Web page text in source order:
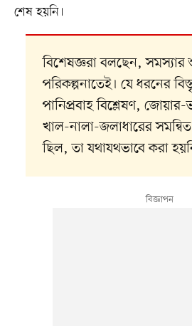
শেষ হয়নি।
বিশেষজ্ঞরা বলছেন, সমস্যার
পরিকল্পনাতেই। যে ধরনের
পানিপ্রবাহ বিশ্লেষণ, জোয়ার-
খাল-নালা-জলাধারের
ছিল, তা যথাযথভাবে করা